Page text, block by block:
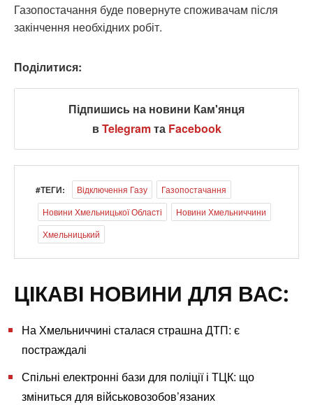
Газопостачання буде повернуте споживачам після
закінчення необхідних робіт.
Поділитися:
Підпишись на новини Кам'янця
вTelegramта Facebook
#ТЕГИ: Відключення Газу
Газопостачання
Новини Хмельницької Області
Новини Хмельниччини
Хмельницький
ЦІКАВІ НОВИНИ ДЛЯ ВАС:
На Хмельниччині сталася страшна ДТП: є
постраждалі
Спільні електронні бази для поліції і ТЦК: що
зміниться для військовозобов’язаних